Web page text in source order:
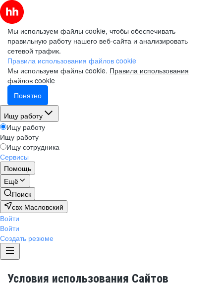
Мы используем файлы cookie, чтобы обеспечивать
правильную работу нашего веб-сайта и анализировать
сетевой трафик.
Правила использования файлов cookie
Мы используем файлы cookie. Правила использования
файлов cookie
Понятно
Ищу работу
Ищу работу
Ищу работу
Ищу сотрудника
Сервисы
Помощь
Ещё
Поиск
свх Масловский
Войти
Войти
Создать резюме
Условия использования Сайтов